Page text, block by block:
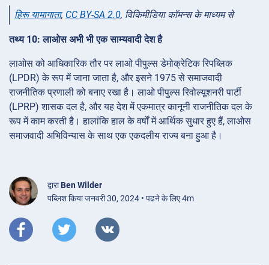
हिरू यामागाता, CC BY-SA 2.0, विकिमीडिया कॉमन्स के माध्यम से
तथ्य 10: लाओस अभी भी एक साम्यवादी देश है
लाओस को आधिकारिक तौर पर लाओ पीपुल्स डेमोक्रेटिक रिपब्लिक
(LPDR) के रूप में जाना जाता है, और इसने 1975 से समाजवादी
राजनीतिक प्रणाली को बनाए रखा है। लाओ पीपुल्स रिवोल्यूशनरी पार्टी
(LPRP) शासक दल है, और यह देश में एकमात्र कानूनी राजनीतिक दल के
रूप में काम करती है। हालांकि हाल के वर्षों में आर्थिक सुधार हुए हैं, लाओस
समाजवादी अभिविन्यास के साथ एक एकदलीय राज्य बना हुआ है।
द्वाराBen Wilder
पब्लिश किया जनवरी 30, 2024 • पढने के लिए 4m